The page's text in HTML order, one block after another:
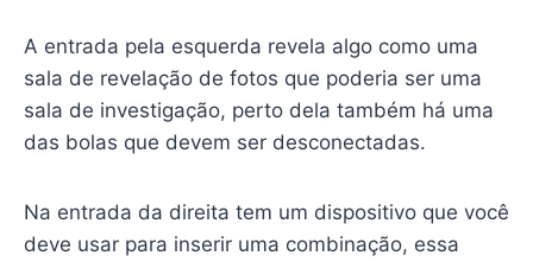
A entrada pela esquerda revela algo como uma
sala de revelação de fotos que poderia ser uma
sala de investigação, perto dela também há uma
das bolas que devem ser desconectadas.
Na entrada da direita tem um dispositivo que você
deve usar para inserir uma combinação, essa